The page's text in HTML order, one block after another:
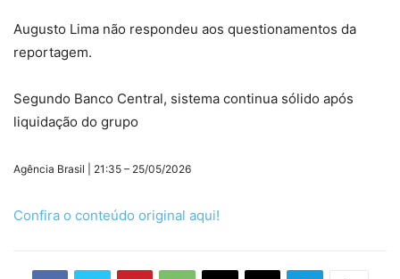
Augusto Lima não respondeu aos questionamentos da
reportagem.
Segundo Banco Central, sistema continua sólido após
liquidação do grupo
Agência Brasil | 21:35 – 25/05/2026
Confira o conteúdo original aqui!